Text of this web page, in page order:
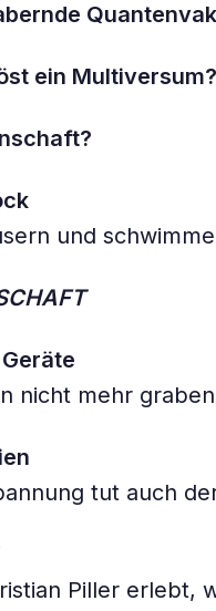
ein Multiversum?
und
nicht mehr
tut auch
Piller erlebt,